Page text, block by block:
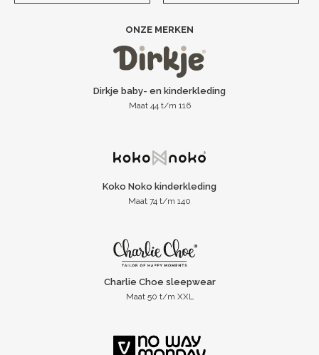
ONZE MERKEN
Dirkje baby- en kinderkleding
Maat 44 t/m 116
Koko Noko kinderkleding
Maat 74 t/m 140
Charlie Choe sleepwear
Maat 50 t/m XXL